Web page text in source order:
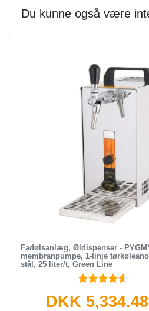
Du kunne også være
Fadølsanlæg, Øldispenser -
membranpumpe, 1-linje
stål, 25 liter/t, Green Line
DKK